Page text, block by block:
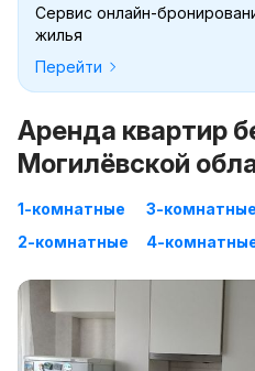
Сервис онлайн-
жилья
Перейти
Аренда квартир
Могилёвской
1-комнатные
2-комнатные
3-комнатные
4-